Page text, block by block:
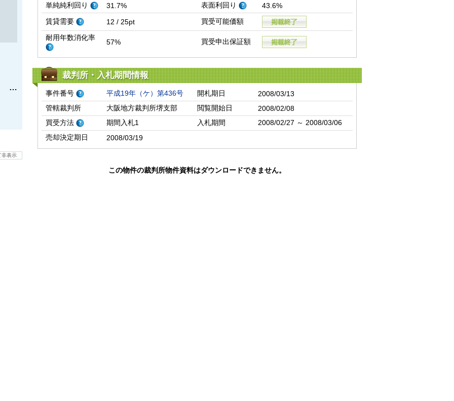
非表示
単純純利回り
31.7% 表面利回り
43.6%
賃貸需要
12 / 25pt
買受可能価額
耐用年数消化率
57% 買受申出保証額
裁判所・入札期間情報
事件番号 平成19年（ケ）第436号 開札期日
2008/03/13
管轄裁判所
大阪地方裁判所堺支部 閲覧開始日
2008/02/08
買受方法
期間入札1 入札期間
2008/02/27 ～ 2008/03/06
売却決定期日
2008/03/19
この物件の裁判所物件資料はダウンロードできません。